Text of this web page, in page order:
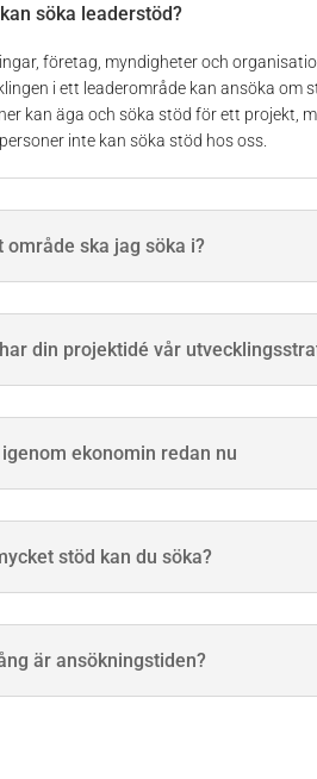
söka leaderstöd?
företag, myndigheter och
i ett leaderområde kan ansöka om
kan äga och söka stöd för ett projekt,
inte kan söka stöd hos oss.
område ska jag söka i?
din projektidé vår
ekonomin redan nu
stöd kan du söka?
är ansökningstiden?